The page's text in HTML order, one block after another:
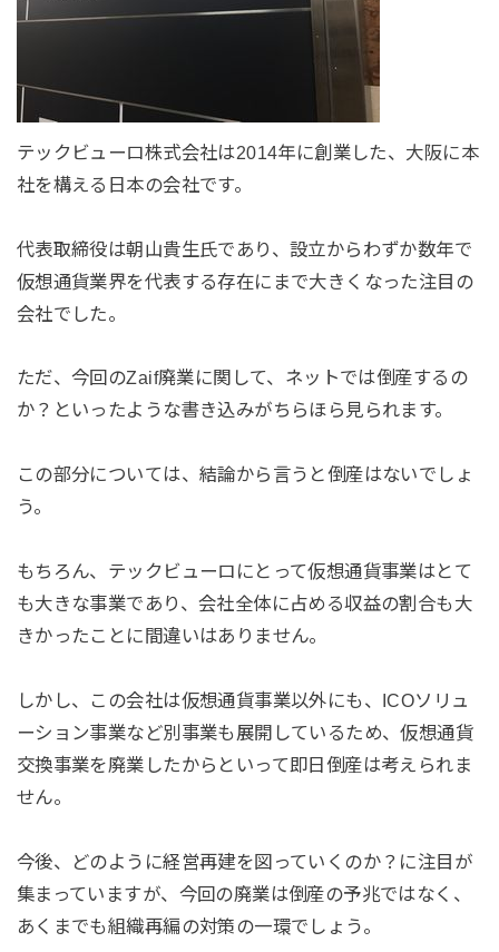
テックビューロ株式会社は2014年に創業した、大阪に本
社を構える日本の会社です。
代表取締役は朝山貴生氏であり、設立からわずか数年で
仮想通貨業界を代表する存在にまで大きくなった注目の
会社でした。
ただ、今回のZaif廃業に関して、ネットでは倒産するの
か？といったような書き込みがちらほら見られます。
この部分については、結論から言うと倒産はないでしょ
う。
もちろん、テックビューロにとって仮想通貨事業はとて
も大きな事業であり、会社全体に占める収益の割合も大
きかったことに間違いはありません。
しかし、この会社は仮想通貨事業以外にも、ICOソリュ
ーション事業など別事業も展開しているため、仮想通貨
交換事業を廃業したからといって即日倒産は考えられま
せん。
今後、どのように経営再建を図っていくのか？に注目が
集まっていますが、今回の廃業は倒産の予兆ではなく、
あくまでも組織再編の対策の一環でしょう。